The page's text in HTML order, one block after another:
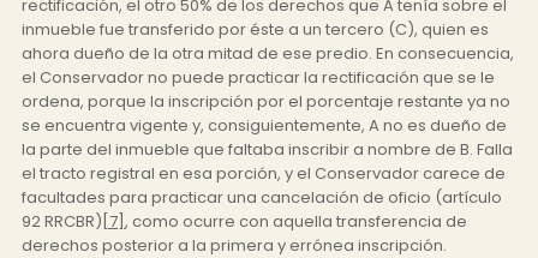
rectificación, el otro 50% de los derechos que A tenía sobre el
inmueble fue transferido por éste a un tercero (C), quien es
ahora dueño de la otra mitad de ese predio. En consecuencia,
el Conservador no puede practicar la rectificación que se le
ordena, porque la inscripción por el porcentaje restante ya no
se encuentra vigente y, consiguientemente, A no es dueño de
la parte del inmueble que faltaba inscribir a nombre de B. Falla
el tracto registral en esa porción, y el Conservador carece de
facultades para practicar una cancelación de oficio (artículo
92 RRCBR) [7], como ocurre con aquella transferencia de
derechos posterior a la primera y errónea inscripción.